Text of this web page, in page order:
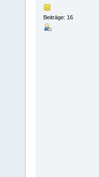
Beiträge: 16